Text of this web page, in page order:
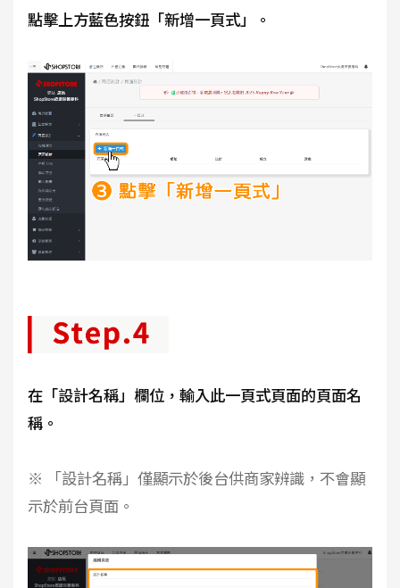
點擊上方藍色按鈕「新增一頁式」。
在「設計名稱」欄位，輸入此一頁式頁面的頁面名
稱。
※ 「設計名稱」僅顯示於後台供商家辨識，不會顯
示於前台頁面。